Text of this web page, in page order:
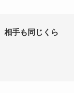
相手も同じくら